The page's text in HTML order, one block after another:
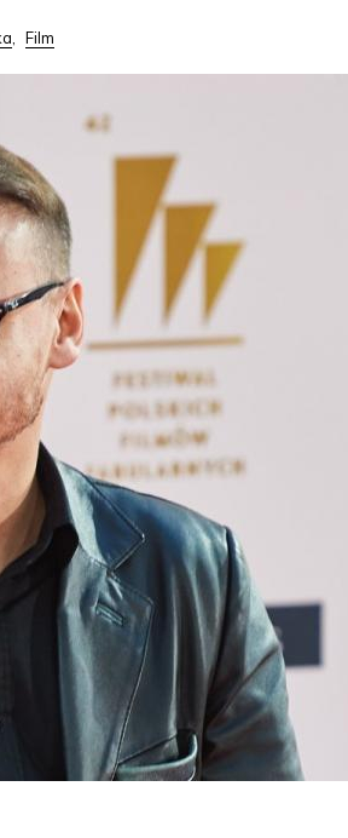
, Film